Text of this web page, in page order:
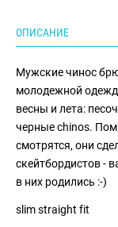
ОПИСАНИЕ
Мужские чинос
молодежной
весны и лета:
черные chinos.
смотрятся, они
скейтбордистов -
в них родились :-)
slim straight fit